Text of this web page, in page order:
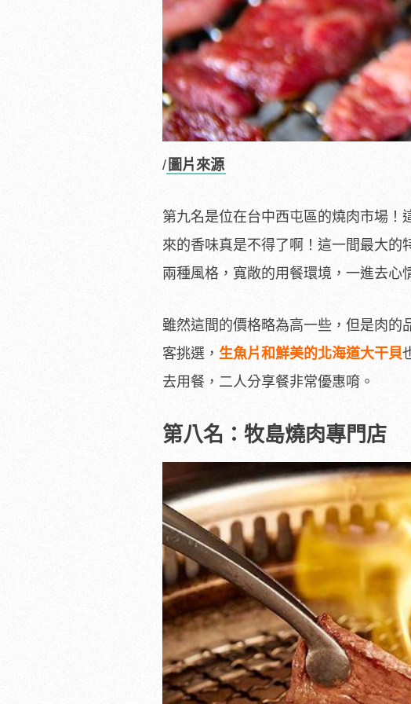
/ 圖片來源
第九名是位在台中西屯區的燒肉市場
來的香味真是不得了啊！這一間最大
兩種風格，寬敞的用餐環境，一進去心
雖然這間的價格略為高一些，但是肉
客挑選， 生魚片和鮮美的北海道大干貝
去用餐，二人分享餐非常優惠唷。
第八名：牧島燒肉專門店